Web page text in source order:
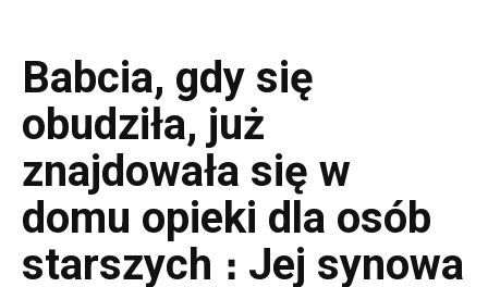
Babcia, gdy się
obudziła, już
znajdowała się w
domu opieki dla osób
starszych ։ Jej synowa